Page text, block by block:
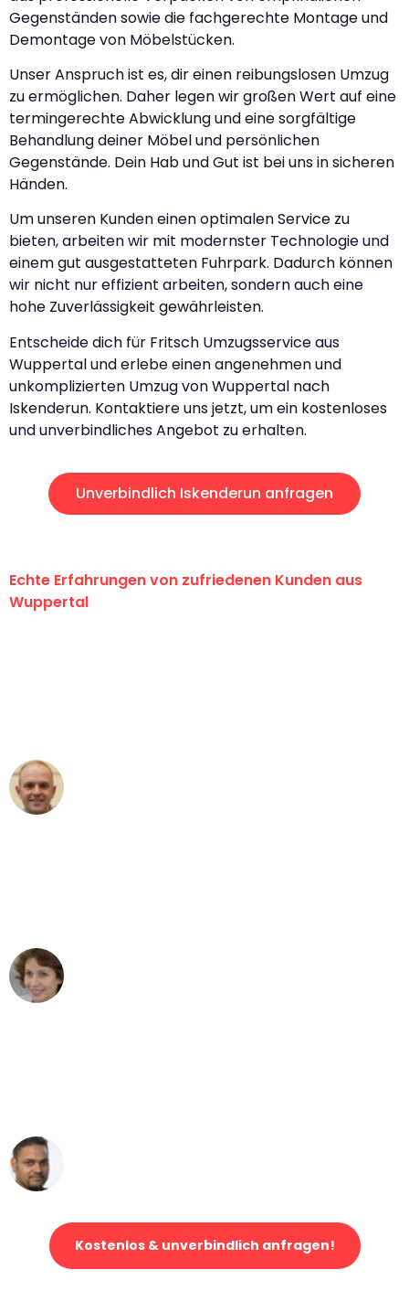
Gegenständen sowie die fachgerechte Montage und
Demontage von Möbelstücken.
Unser Anspruch ist es, dir einen reibungslosen Umzug
zu ermöglichen. Daher legen wir großen Wert auf eine
termingerechte Abwicklung und eine sorgfältige
Behandlung deiner Möbel und persönlichen
Gegenstände. Dein Hab und Gut ist bei uns in sicheren
Händen.
Um unseren Kunden einen optimalen Service zu
bieten, arbeiten wir mit modernster Technologie und
einem gut ausgestatteten Fuhrpark. Dadurch können
wir nicht nur effizient arbeiten, sondern auch eine
hohe Zuverlässigkeit gewährleisten.
Entscheide dich für Fritsch Umzugsservice aus
Wuppertal und erlebe einen angenehmen und
unkomplizierten Umzug von Wuppertal nach
Iskenderun. Kontaktiere uns jetzt, um ein kostenloses
und unverbindliches Angebot zu erhalten.
Unverbindlich Iskenderun anfragen
Echte Erfahrungen von zufriedenen Kunden aus
Wuppertal
Kostenlos & unverbindlich anfragen!